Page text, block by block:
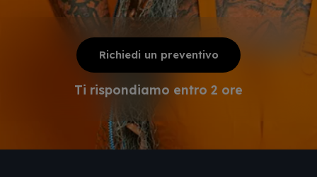
Richiedi un preventivo
Ti rispondiamo entro 2 ore